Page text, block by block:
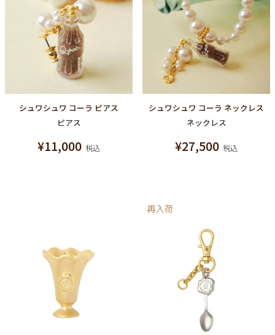
シュワシュワ コーラ ピアス
ピアス
¥11,000 税込
シュワシュワ コーラ ネックレス
ネックレス
¥27,500 税込
再入荷